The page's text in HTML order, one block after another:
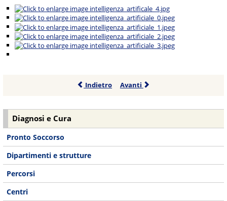
Indietro Avanti
Diagnosi e Cura
Pronto Soccorso
Dipartimenti e strutture
Percorsi
Centri